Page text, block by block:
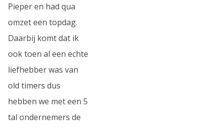
Pieper en had qua
omzet een topdag.
Daarbij komt dat ik
ook toen al een echte
liefhebber was van
old timers dus
hebben we met een 5
tal ondernemers de